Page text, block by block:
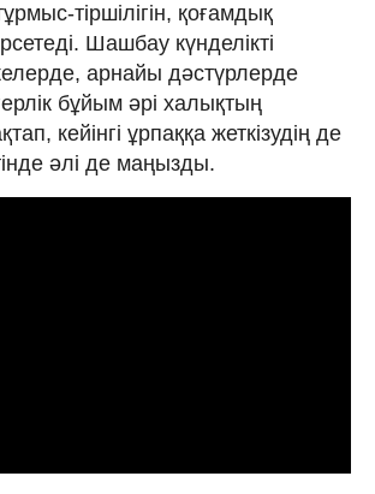
тіршілігін, қоғамдық
Шашбау күнделікті
арнайы дәстүрлерде
бұйым әрі халықтың
кейінгі ұрпаққа жеткізудің де
әлі де маңызды.